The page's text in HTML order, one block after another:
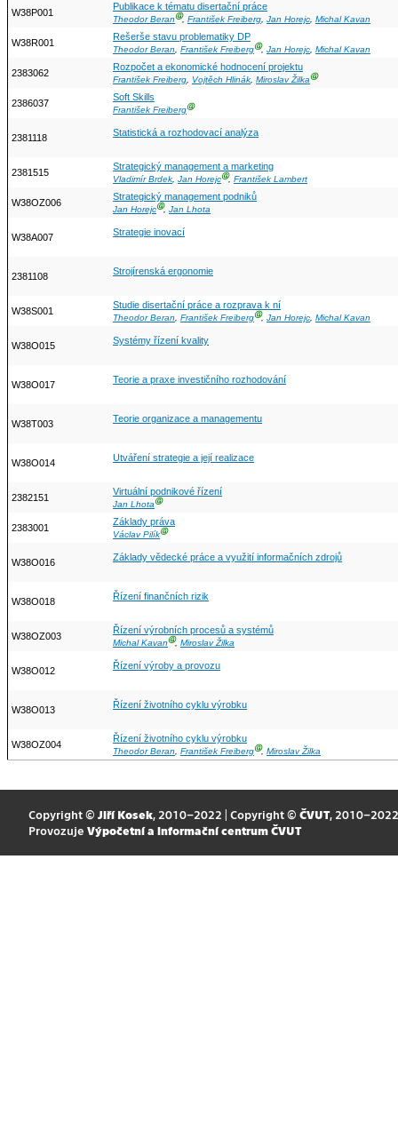
W38P001
Publikace k tématu disertační práce
Theodor BeranⒼ, František Freiberg, Jan Horejc, Michal Kavan
W38R001
Rešerše stavu problematiky DP
Theodor Beran, František FreibergⒼ, Jan Horejc, Michal Kavan
2383062
Rozpočet a ekonomické hodnocení projektu
František Freiberg, Vojtěch Hlinák, Miroslav ŽilkaⒼ
2386037
Soft Skills
František FreibergⒼ
2381118 Statistická a rozhodovací analýza
2381515
Strategický management a marketing
Vladimír Brdek, Jan HorejcⒼ, František Lambert
W38OZ006
Strategický management podniků
Jan HorejcⒼ, Jan Lhota
W38A007 Strategie inovací
2381108 Strojírenská ergonomie
W38S001
Studie disertační práce a rozprava k ní
Theodor Beran, František FreibergⒼ, Jan Horejc, Michal Kavan
W38O015 Systémy řízení kvality
W38O017 Teorie a praxe investičního rozhodování
W38T003 Teorie organizace a managementu
W38O014 Utváření strategie a její realizace
2382151
Virtuální podnikové řízení
Jan LhotaⒼ
2383001
Základy práva
Václav PilíkⒼ
W38O016 Základy vědecké práce a využití informačních zdrojů
W38O018 Řízení finančních rizik
W38OZ003
Řízení výrobních procesů a systémů
Michal KavanⒼ, Miroslav Žilka
W38O012 Řízení výroby a provozu
W38O013 Řízení životního cyklu výrobku
W38OZ004
Řízení životního cyklu výrobku
Theodor Beran, František FreibergⒼ, Miroslav Žilka
Copyright © Jiří Kosek, 2010–2022 | Copyright © ČVUT, 2010–2022
Provozuje Výpočetní a informační centrum ČVUT